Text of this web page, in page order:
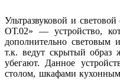
Ультразвуковой и
ОТ.02» — устройство,
дополнительно световым
т.к. ведут скрытый
убегают. Данное
столом, шкафами